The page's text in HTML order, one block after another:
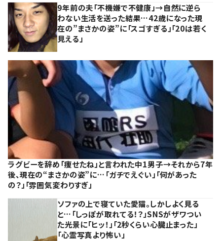
9年前の夫「不機嫌で不健康」→自然に逆ら
わない生活を送った結果…42歳になった現
在の”まさかの姿”に「スゴすぎる」「20は若く
見える」
ラグビーを辞め「痩せたね」と言われた中1男子→それから7年
後、現在の“まさかの姿”に…「ガチでえぐい」「何があった
の？」「雰囲気変わりすぎ」
ソファの上で寝ていた愛猫。しかしよく見る
と…「しっぽが取れてる！？」SNSがザワつい
た光景に「ヒッ！」「2秒くらい心臓止まった」
「心霊写真より怖い」